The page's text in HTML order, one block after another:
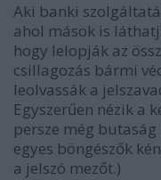
Aki banki
ahol mások is
hogy lelopják az
csillagozás bármi
leolvassák a
Egyszerűen nézik a
persze még
egyes böngészők
a jelszó mezőt.)